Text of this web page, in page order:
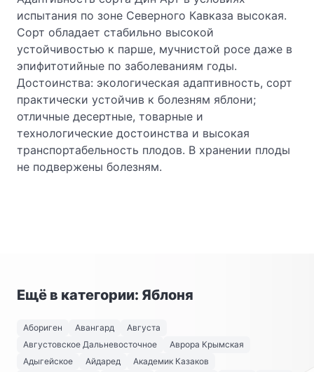
испытания по зоне Северного Кавказа высокая.
Сорт обладает стабильно высокой
устойчивостью к парше, мучнистой росе даже в
эпифитотийные по заболеваниям годы.
Достоинства: экологическая адаптивность, сорт
практически устойчив к болезням яблони;
отличные десертные, товарные и
технологические достоинства и высокая
транспортабельность плодов. В хранении плоды
не подвержены болезням.
Ещё в категории: Яблоня
Абориген Авангард
Августа
Августовское Дальневосточное
Аврора Крымская
Адыгейское
Айдаред
Академик Казаков